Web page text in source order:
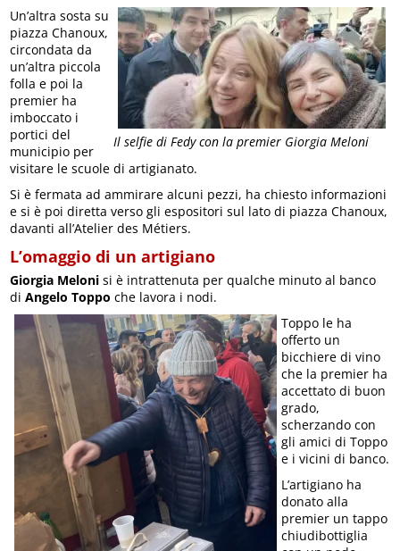
Il selfie di Fedy con la premier Giorgia Meloni
Un’altra sosta su
piazza Chanoux,
circondata da
un’altra piccola
folla e poi la
premier ha
imboccato i
portici del
municipio per
visitare le scuole di artigianato.
Si è fermata ad ammirare alcuni pezzi, ha chiesto informazioni
e si è poi diretta verso gli espositori sul lato di piazza Chanoux,
davanti all’Atelier des Métiers.
L’omaggio di un artigiano
Giorgia Meloni si è intrattenuta per qualche minuto al banco
diAngelo Toppo che lavora i nodi.
Toppo le ha
offerto un
bicchiere di vino
che la premier ha
accettato di buon
grado,
scherzando con
gli amici di Toppo
e i vicini di banco.
L’artigiano ha
donato alla
premier un tappo
chiudibottiglia